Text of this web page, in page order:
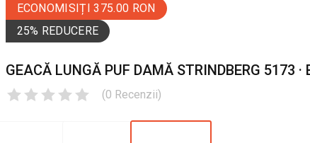
ECONOMISIȚI 375.00 RON
25% REDUCERE
GEACĂ LUNGĂ PUF DAMĂ STRINDBERG 5173 ·
(0 Recenzii)